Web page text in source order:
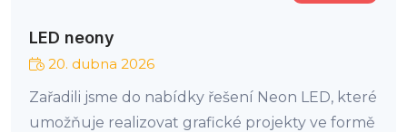
LED neony
20. dubna 2026
Zařadili jsme do nabídky řešení Neon LED, které
umožňuje realizovat grafické projekty ve formě